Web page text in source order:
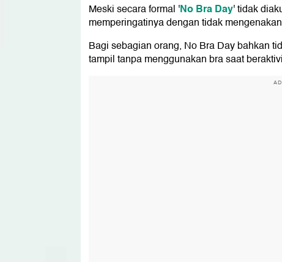
Meski secara formal 'No Bra Day' tidak
memperingatinya dengan tidak mengenakan
Bagi sebagian orang, No Bra Day bahkan
tampil tanpa menggunakan bra saat